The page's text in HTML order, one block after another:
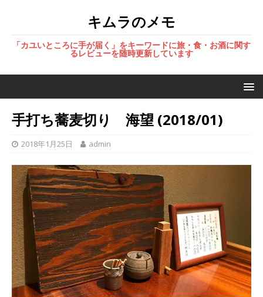
キムラのメモ
「カユいところに手が届く」をキーワードに旅・食・お酒に関す
るレビューを随時更新しています
手打ち蕎麦切り 海望 (2018/01)
2018年1月25日 admin